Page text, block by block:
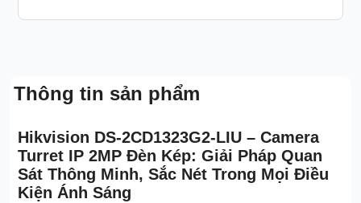
Thông tin sản phẩm
Hikvision DS-2CD1323G2-LIU – Camera
Turret IP 2MP Đèn Kép: Giải Pháp Quan
Sát Thông Minh, Sắc Nét Trong Mọi Điều
Kiện Ánh Sáng